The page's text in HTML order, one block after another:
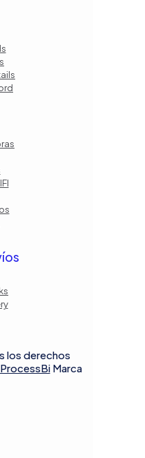
los derechos
ProcessBiMarca